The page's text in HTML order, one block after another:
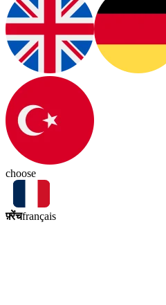
choose
फ़्रेंचfrançais